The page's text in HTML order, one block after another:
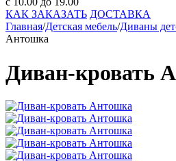
КАК ЗАКАЗАТЬ ДОСТАВКА
Главная/Детская мебель/Диваны
Антошка
Диван-кровать